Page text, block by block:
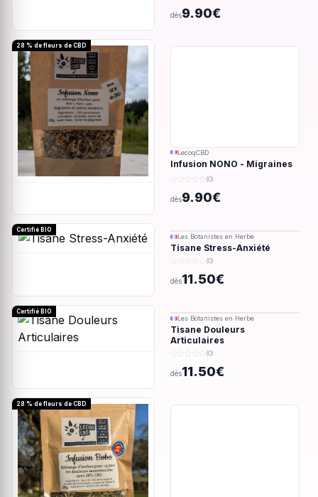
dès9.90€
28 % de fleurs de CBD
LecoqCBD
Infusion NONO - Migraines
& douleurs - 28g
(0)
dès9.90€
Certifié BIO
Les Botanistes en Herbe
Tisane Stress-Anxiété
(0)
dès11.50€
Certifié BIO
Les Botanistes en Herbe
Tisane Douleurs
Articulaires
(0)
dès11.50€
28 % de fleurs de CBD